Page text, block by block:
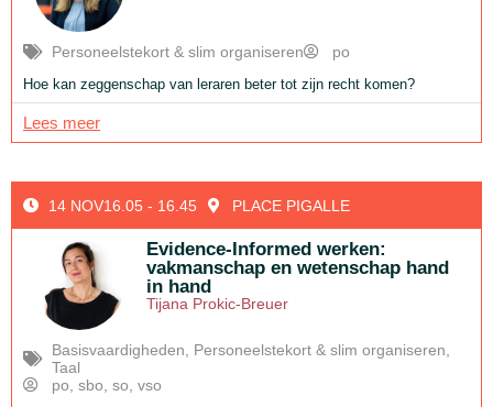
Personeelstekort & slim organiseren po
Hoe kan zeggenschap van leraren beter tot zijn recht komen?
Lees meer
14 NOV16.05 - 16.45 PLACE PIGALLE
Evidence-Informed werken:
vakmanschap en wetenschap hand
in hand
Tijana Prokic-Breuer
Basisvaardigheden Personeelstekort & slim organiseren
Taal
po sbo so vso